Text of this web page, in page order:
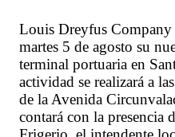
Louis Dreyfus
martes 5 de agosto su
terminal portuaria en
actividad se realizará a
de la Avenida
contará con la presencia